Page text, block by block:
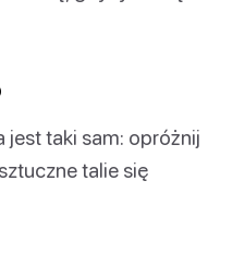
jest taki sam: opróżnij
talie się